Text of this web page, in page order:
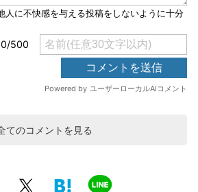
てのコメントを見る